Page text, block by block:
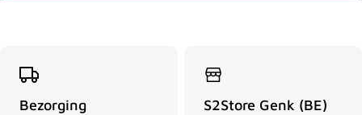
Bezorging S2Store Genk (BE)